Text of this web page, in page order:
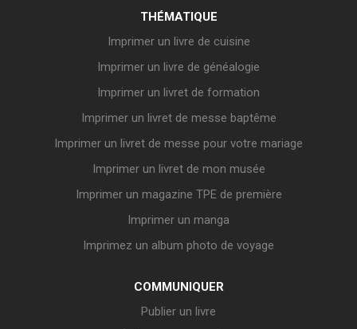
THÉMATIQUE
Imprimer un livre de cuisine
Imprimer un livre de généalogie
Imprimer un livret de formation
Imprimer un livret de messe baptême
Imprimer un livret de messe pour votre mariage
Imprimer un livret de mon musée
Imprimer un magazine TPE de première
Imprimer un manga
Imprimez un album photo de voyage
COMMUNIQUER
Publier un livre